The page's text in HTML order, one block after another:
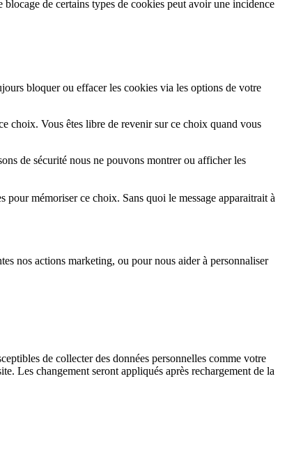
de certains types de cookies peut avoir une incidence
bloquer ou effacer les cookies via les options de votre
choix. Vous êtes libre de revenir sur ce choix quand vous
de sécurité nous ne pouvons montrer ou afficher les
pour mémoriser ce choix. Sans quoi le message apparaitrait à
nos actions marketing, ou pour nous aider à personnaliser
de collecter des données personnelles comme votre
Les changement seront appliqués après rechargement de la